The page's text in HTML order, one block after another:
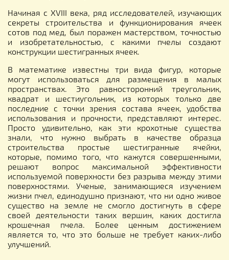
Начиная с XVIII века, ряд исследователей, изучающих
секреты строительства и функционирования ячеек
сотов под мед, был поражен мастерством, точностью
и изобретательностью, с какими пчелы создают
конструкции шестигранных ячеек.
В математике известны три вида фигур, которые
могут использоваться для размещения в малых
пространствах. Это равносторонний треугольник,
квадрат и шестиугольник, из которых только две
последние с точки зрения состава ячеек, удобства
использования и прочности, представляют интерес.
Просто удивительно, как эти крохотные существа
знали, что нужно выбрать в качестве образца
строительства простые шестигранные ячейки,
которые, помимо того, что кажутся совершенными,
решают вопрос максимальной эффективности
используемой поверхности без разрыва между этими
поверхностями. Ученые, занимающиеся изучением
жизни пчел, единодушно признают, что ни одно живое
существо на земле не смогло достигнуть в сфере
своей деятельности таких вершин, каких достигла
крошечная пчела. Более ценным достижением
является то, что это больше не требует каких-либо
улучшений.